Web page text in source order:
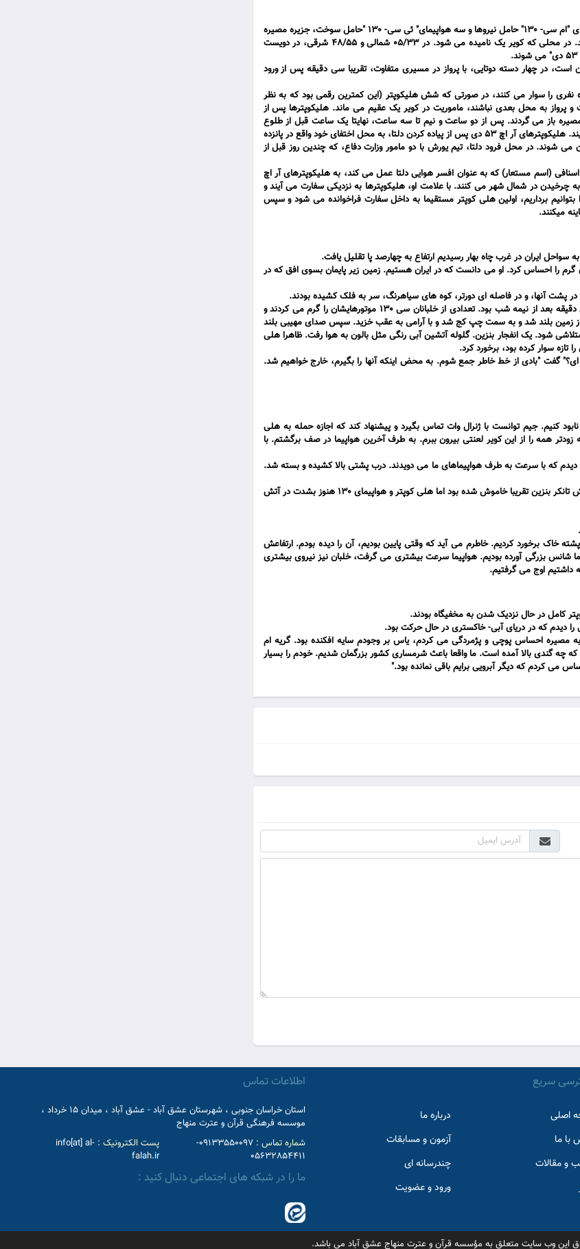
همانطور که برای ژنرال جونز توضیح داده شد، طرح اصلی از این قرار بود. سه هواپیمای "ام سی- 130" حامل نیروها و سه هواپیمای" ئی سی- 130 "حامل سوخت، جزیره مصیره
واقع در سواحل شیخ نشین عمان را ترک می کنند و بسوی ایران به پرواز در می آیند. در محلی که کویر یک نامیده می شود. در 05/33 شمالی و 48/55 شرقی، در دویست
است، در چهار دسته دوتایی، با پرواز در مسیری متفاوت، تقریبا سی دقیقه پس از ورود
و هیجده نفری را سوار می کنند، در صورتی که شش هلیکوپتر (این کمترین رقمی بود که به نظر
پرواز به محل بعدی نباشند، ماموریت در کویر یک عقیم می ماند. هلیکوپترها پس از
و سوار کردن دلتا رهسپار تهران می شوند و هواپیماهای سی 130 به مصیره باز می گردند. پس از دو ساعت و نیم تا سه ساعت، نهایتا یک ساعت قبل از طلوع‌
آفتاب هلیکوپترها در محل اختفای دلتا در 14/ 35 شمالی و 15/52 شرقی فرود می آیند. هلیکوپترهای آر اچ 53 دی پس از پیاده کردن دلتا، به محل اختفای خود واقع در پانزده
می شوند. در محل فرود دلتا، تیم یورش با دو مامور وزارت دفاع، که چندین روز قبل از
طول می کشد ، آنگاه سرگرد اسنافی (اسم مستعار) که به عنوان افسر هوایی دلتا عمل می کند، به هلیکوپترهای آر اچ
چرخیدن در شمال شهر می کنند. با علامت او، هلیکوپترها به نزدیکی سفارت می آیند و
برداریم، اولین هلی کوپتر مستقیما به داخل سفارت فراخوانده می شود و سپس
میکنند.
سواحل ایران در غرب چاه بهار رسیدیم ارتفاع به چهارصد پا تقلیل یافت.
گرم را احساس کرد. او می دانست که در ایران هستیم. زمین زیر پایمان بسوی افق که در
پشت آنها، و در فاصله ای دورتر، کوه های سیاهرنگ، سر به فلک کشیده بودند.
برگشتم و با عجله به طرف ابتدای صف هواپیماها راه افتادم. ساعت تقریبا دو و چهل دقیقه بعد از نیمه شب بود. تعدادی از خلبانان سی 130 موتورهایشان را گرم می کردند و
از زمین بلند شد و به سمت چپ کج شد و با آرامی به عقب خزید. سپس صدای مهیبی بلند
شود. یک انفجار بنزین. گلوله آتشین آبی رنگی مثل بالون به هوا رفت. ظاهرا هلی
گفت "بادی از خط خاطر جمع شوم. به محض اینکه آنها را بگیرم، خارج خواهیم شد.
کنیم. جیم توانست با ژنرال وات تماس بگیرد و پیشنهاد کند که اجازه حمله به هلی
همه را از این کویر لعنتی بیرون ببرم. به طرف آخرین هواپیما در صف برگشتم. با
را دیدم که با سرعت به طرف هواپیماهای ما می دویدند. درب پشتی بالا کشیده و بسته شد.
ما سومین هواپیمایی بودیم که باید بلند می شدیم. دو هواپیمای جلویی برخاستند. آتش تانکر بنزین تقریبا خاموش شده بود اما هلی کوپتر و هواپیمای 130 هنوز بشدت در آتش
کرد. ناگهان به یک پشته خاک برخورد کردیم. خاطرم می آید که وقتی پایین بودیم، آن را دیده بودم. ارتفاعش
شانس بزرگی آورده بودیم. هواپیما سرعت بیشتری می گرفت، خلبان نیز نیروی بیشتری
داشتیم اوج می گرفتیم.
کامل در حال نزدیک شدن به مخفیگاه بودند.
دیدم که در دریای آبی- خاکستری در حال حرکت بود.
مصیره احساس پوچی و پژمردگی می کردم، یاس بر وجودم سایه افکنده بود. گریه ام
گندی بالا آمده است. ما واقعا باعث شرمساری کشور بزرگمان شدیم. خودم را بسیار
کردم که دیگر آبرویی برایم باقی نمانده بود."
سریع
اصلی
درباره ما
با ما
آزمون و مسابقات
و مقالات
چندرسانه ای
ورود و عضویت
اطلاعات تماس
استان خراسان جنوبی ، شهرستان عشق آباد - عشق آباد ، میدان 15 خرداد ،
موسسه فرهنگی قرآن و عترت منهاج
شماره تماس :
09133550097-
05632854411
پست الکترونیک : info[at] al-
falah.ir
ما را در شبکه های اجتماعی دنبال کنید :
این وب سایت متعلق به مؤسسه قرآن و عترت منهاج عشق آباد می باشد.